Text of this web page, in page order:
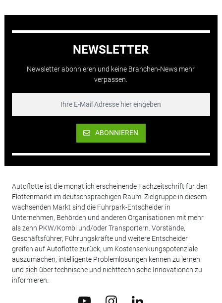
NEWSLETTER
Newsletter abonnieren und keine Branchen-News mehr
verpassen.
ABONNIEREN
Autoflotte ist die monatlich erscheinende Fachzeitschrift für den
Flottenmarkt im deutschsprachigen Raum. Zielgruppe in diesem
wachsenden Markt sind die Fuhrpark-Entscheider in
Unternehmen, Behörden und anderen Organisationen mit mehr
als zehn PKW/Kombi und/oder Transportern. Vorstände,
Geschäftsführer, Führungskräfte und weitere Entscheider
greifen auf Autoflotte zurück, um Kostensenkungspotenziale
auszumachen, intelligente Problemlösungen kennen zu lernen
und sich über technische und nichttechnische Innovationen zu
informieren.